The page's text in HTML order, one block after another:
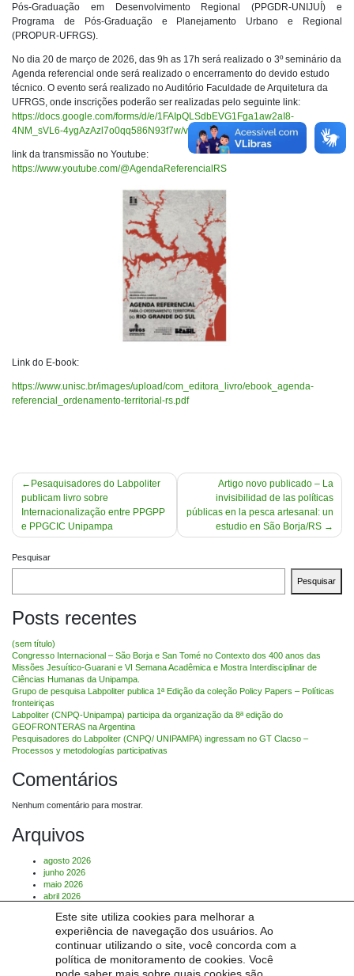
Este site utiliza cookies para melhorar a
experiência de navegação dos usuários. Ao
continuar utilizando o site, você concorda com a
política de monitoramento de cookies. Você
Pós-Graduação em Desenvolvimento Regional (PPGDR-UNIJUÍ) e
Programa de Pós-Graduação e Planejamento Urbano e Regional
(PROPUR-UFRGS).
No dia 20 de março de 2026, das 9h as 17h será realizado o 3º seminário da
Agenda referencial onde será realizado o encerramento do devido estudo
técnico. O evento será realizado no Auditório Faculdade de Arquitetura da
UFRGS, onde inscrições poderão ser realizadas pelo seguinte link:
https://docs.google.com/forms/d/e/1FAIpQLSdbEVG1Fga1aw2aI8-
4NM_sVL6-4ygAzAzl7o0qq586N93f7w/viewform
link da transmissão no Youtube:
https://www.youtube.com/@AgendaReferencialRS
Link do E-book:
https://www.unisc.br/images/upload/com_editora_livro/ebook_agenda-
referencial_ordenamento-territorial-rs.pdf
Navegação
de
Post
Pesaquisadores do Labpoliter
publicam livro sobre
Internacionalização entre PPGPP
e PPGCIC Unipampa
Artigo novo publicado – La
invisibilidad de las políticas
públicas en la pesca artesanal: un
estudio en São Borja/RS
Pesquisar
Pesquisar
Posts recentes
(sem título)
Congresso Internacional – São Borja e San Tomé no Contexto dos 400 anos das
Missões Jesuítico-Guarani e VI Semana Acadêmica e Mostra Interdisciplinar de
Ciências Humanas da Unipampa.
Grupo de pesquisa Labpoliter publica 1ª Edição da coleção Policy Papers – Políticas
fronteiriças
Labpoliter (CNPQ-Unipampa) participa da organização da 8ª edição do
GEOFRONTERAS na Argentina
Pesquisadores do Labpoliter (CNPQ/ UNIPAMPA) ingressam no GT Clacso –
Processos y metodologías participativas
Comentários
Nenhum comentário para mostrar.
Arquivos
agosto 2026
junho 2026
maio 2026
abril 2026
julho 2025
Categorias